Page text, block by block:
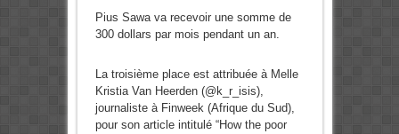
Pius Sawa va recevoir une somme de
300 dollars par mois pendant un an.
La troisième place est attribuée à Melle
Kristia Van Heerden (@k_r_isis),
journaliste à Finweek (Afrique du Sud),
pour son article intitulé “How the poor